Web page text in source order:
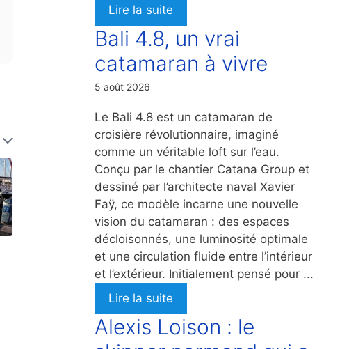
Lire la suite
Bali 4.8, un vrai
catamaran à vivre
5 août 2026
Le Bali 4.8 est un catamaran de
croisière révolutionnaire, imaginé
comme un véritable loft sur l’eau.
Conçu par le chantier Catana Group et
dessiné par l’architecte naval Xavier
Faÿ, ce modèle incarne une nouvelle
vision du catamaran : des espaces
décloisonnés, une luminosité optimale
et une circulation fluide entre l’intérieur
et l’extérieur. Initialement pensé pour ...
Lire la suite
Alexis Loison : le